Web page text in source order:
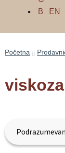
EN
Početna
viskoza